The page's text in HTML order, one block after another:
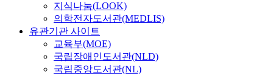
지식나눔(LOOK)
의학전자도서관(MEDLIS)
유관기관 사이트
교육부(MOE)
국립장애인도서관(NLD)
국립중앙도서관(NL)